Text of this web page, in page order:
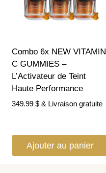
Combo 6x NEW VITAMIN
C GUMMIES –
L’Activateur de Teint
Haute Performance
349.99 $ & Livraison gratuite
Ajouter au panier